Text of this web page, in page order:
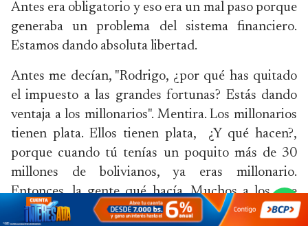
Antes era obligatorio y eso era un mal paso porque
generaba un problema del sistema financiero.
Estamos dando absoluta libertad.
Antes me decían, "Rodrigo, ¿por qué has quitado
el impuesto a las grandes fortunas? Estás dando
ventaja a los millonarios". Mentira. Los millonarios
tienen plata. Ellos tienen plata, ¿Y qué hacen?,
porque cuando tú tenías un poquito más de 30
millones de bolivianos, ya eras millonario.
Entonces, la gente qué hacía. Muchos a los que
llaman aquí en El Alto a los camiris. Muchos